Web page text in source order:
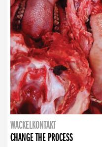
WACKELKONTAKT
CHANGE THE PROCESS